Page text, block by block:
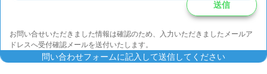
お問い合せいただきました情報は確認のため、入力いただきましたメールア
ドレスへ受付確認メールを送付いたします。
問い合わせフォームに記入して送信してください